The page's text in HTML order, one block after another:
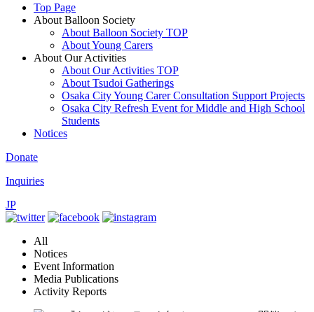
Top Page
About Balloon Society
About Balloon Society TOP
About Young Carers
About Our Activities
About Our Activities TOP
About Tsudoi Gatherings
Osaka City Young Carer Consultation Support Projects
Osaka City Refresh Event for Middle and High School
Students
Notices
Donate
Inquiries
JP
All
Notices
Event Information
Media Publications
Activity Reports